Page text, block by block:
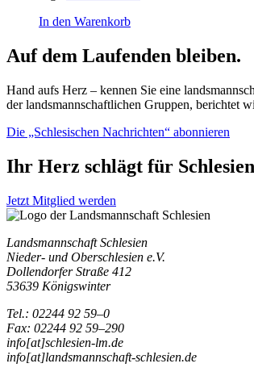
In den Warenkorb
Auf dem Laufenden bleiben.
Hand aufs Herz – kennen Sie eine
der landsmannschaftlichen Gruppen, berichtet
Die „Schlesischen Nachrichten“ abonnieren
Ihr Herz schlägt für
Jetzt Mitglied werden
Landsmannschaft Schlesien
Nieder- und Oberschlesien e.V.
Dollendorfer Straße 412
53639 Königswinter
Tel.: 02244 92 59–0
Fax: 02244 92 59–290
info[at]schlesien-lm.de
info[at]landsmannschaft-schlesien.de